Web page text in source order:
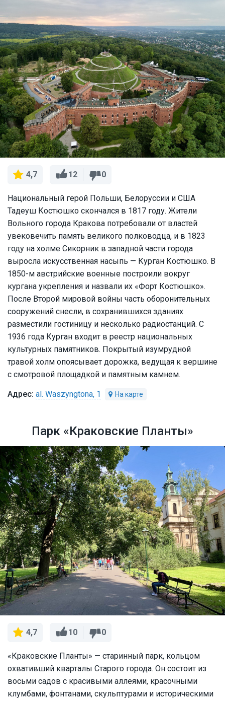
4,7 12 0
Национальный герой Польши, Белоруссии и США
Тадеуш Костюшко скончался в 1817 году. Жители
Вольного города Кракова потребовали от властей
увековечить память великого полководца, и в 1823
году на холме Сикорник в западной части города
выросла искусственная насыпь — Курган Костюшко. В
1850-м австрийские военные построили вокруг
кургана укрепления и назвали их «Форт Костюшко».
После Второй мировой войны часть оборонительных
сооружений снесли, в сохранившихся зданиях
разместили гостиницу и несколько радиостанций. С
1936 года Курган входит в реестр национальных
культурных памятников. Покрытый изумрудной
травой холм опоясывает дорожка, ведущая к вершине
с смотровой площадкой и памятным камнем.
al. Waszyngtona, 1
Парк «Краковские Планты»
4,7 10 0
«Краковские Планты» — старинный парк, кольцом
охвативший кварталы Старого города. Он состоит из
восьми садов с красивыми аллеями, красочными
клумбами, фонтанами, скульптурами и историческими